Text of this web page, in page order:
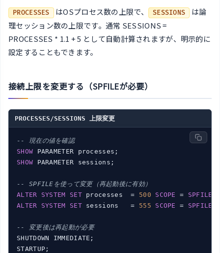
PROCESSES はOSプロセス数の上限で、 SESSIONS
は論
理セッション数の上限です。通常 SESSIONS =
PROCESSES * 1.1 + 5 として自動計算されますが、明示的に
設定することもできます。
接続上限を変更する（SPFILEが必要）
PROCESSES/SESSIONS 上限変更
-- 現在の値を確認
SHOW
SHOW PARAMETER sessions;
-- SPFILEを使って変更（再起動後に有効）
ALTER
SYSTEM SET processes  = 500 SCOPE = SPFILE
ALTER
SYSTEM SET sessions   = 555 SCOPE = SPFILE
-- 変更後は再起動が必要
SHUTDOWN IMMEDIATE;
STARTUP;